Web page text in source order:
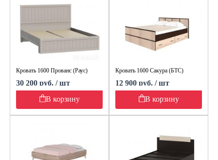
Кровать 1600 Прованс (Раус)
30 200 руб. / шт
В корзину
Кровать 1600 Сакура (БТС)
12 900 руб. / шт
В корзину